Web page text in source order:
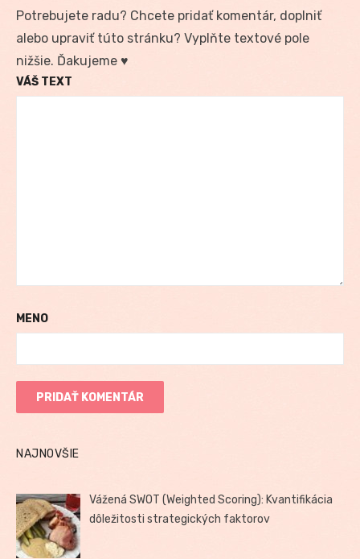
Potrebujete radu? Chcete pridať komentár, doplniť
alebo upraviť túto stránku? Vyplňte textové pole
nižšie. Ďakujeme ♥
VÁŠ TEXT
MENO
NAJNOVŠIE
Vážená SWOT (Weighted Scoring): Kvantifikácia
dôležitosti strategických faktorov